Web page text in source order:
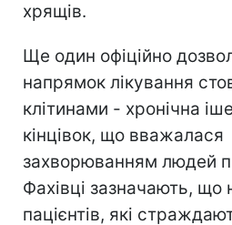
хрящів.
Ще один офіційно
напрямок лікування
клітинами - хронічна
кінцівок, що вважалася
захворюванням людей
Фахівці зазначають, що
пацієнтів, які